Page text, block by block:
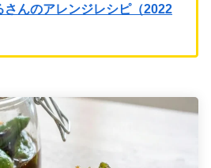
さんのアレンジレシピ（2022